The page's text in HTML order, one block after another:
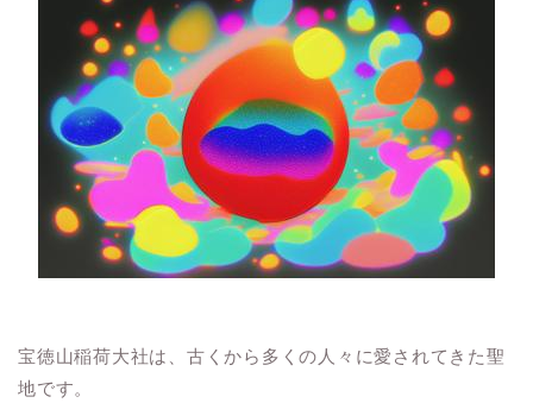
宝徳山稲荷大社は、古くから多くの人々に愛されてきた聖
地です。